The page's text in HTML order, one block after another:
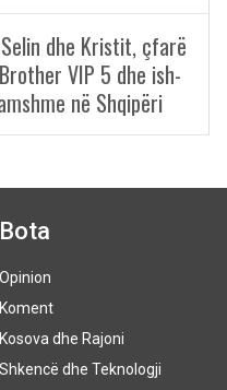
dhe Kristit, çfarë
VIP 5 dhe ish-
në Shqipëri
Bota
Opinion
Koment
Kosova dhe Rajoni
Shkencë dhe Teknologji